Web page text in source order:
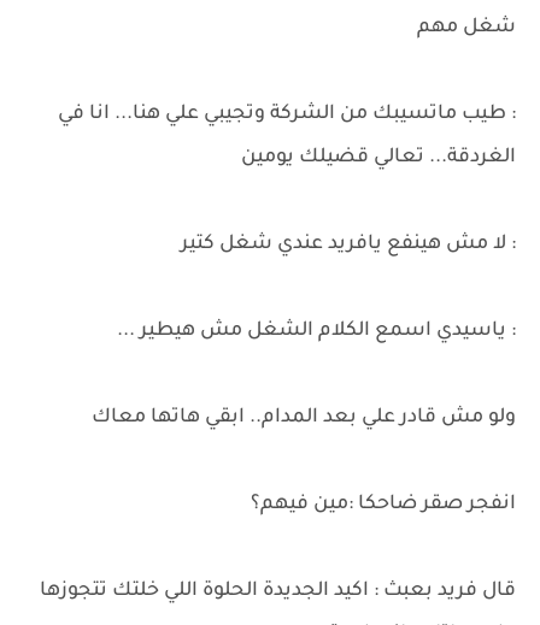
شغل مهم
: طيب ماتسيبك من الشركة وتجيبي علي هنا... انا في
الغردقة... تعالي قضيلك يومين
: لا مش هينفع يافريد عندي شغل كتير
: ياسيدي اسمع الكلام الشغل مش هيطير ...
ولو مش قادر علي بعد المدام.. ابقي هاتها معاك
انفجر صقر ضاحكا :مين فيهم؟
قال فريد بعبث : اكيد الجديدة الحلوة اللي خلتك تتجوزها